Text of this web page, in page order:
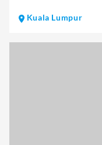
Kuala Lumpur